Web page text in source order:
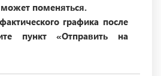
поменяться.
графика после
пункт «Отправить на